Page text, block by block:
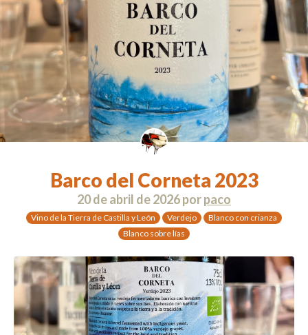
Barco del Corneta 2023
20 de abril de 2026porpaco
Vino de la Tierra de Castilla y León Verdejo
Blanco con crianza
Blanco sobre lías